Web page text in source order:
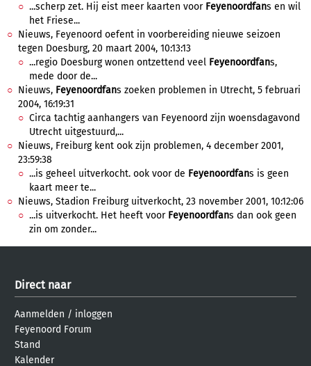
...scherp zet. Hij eist meer kaarten voor Feyenoordfans en wil
het Friese...
Nieuws, Feyenoord oefent in voorbereiding nieuwe seizoen
tegen Doesburg, 20 maart 2004, 10:13:13
...regio Doesburg wonen ontzettend veel Feyenoordfans,
mede door de...
Nieuws, Feyenoordfans zoeken problemen in Utrecht, 5 februari
2004, 16:19:31
Circa tachtig aanhangers van Feyenoord zijn woensdagavond
Utrecht uitgestuurd,...
Nieuws, Freiburg kent ook zijn problemen, 4 december 2001,
23:59:38
...is geheel uitverkocht. ook voor de Feyenoordfans is geen
kaart meer te...
Nieuws, Stadion Freiburg uitverkocht, 23 november 2001, 10:12:06
...is uitverkocht. Het heeft voor Feyenoordfans dan ook geen
zin om zonder...
Direct naar
Aanmelden / inloggen
Feyenoord Forum
Stand
Kalender